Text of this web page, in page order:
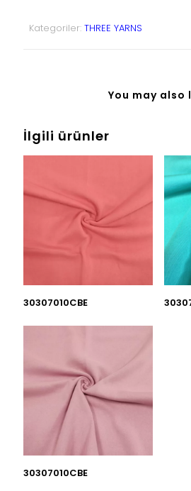
Kategoriler: THREE YARNS
You may also
İlgili ürünler
30307010CBE
30307010CBE